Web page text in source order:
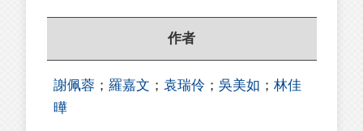
作者
謝佩蓉 ； 羅嘉文 ； 袁瑞伶 ； 吳美如 ； 林佳
曄